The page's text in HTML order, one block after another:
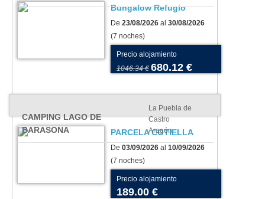
Bungalow Refugio
De 23/08/2026 al 30/08/2026
(7 noches)
Precio alojamiento
1046.34 € 680.12 €
CAMPING LAGO DE
BARASONA
La Puebla de
Castro
Aragón
PARCELA COTIELLA
De 03/09/2026 al 10/09/2026
(7 noches)
Precio alojamiento
189.00 €